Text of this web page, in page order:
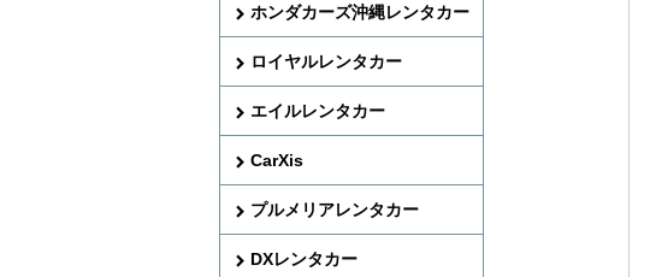
ホンダカーズ沖縄レンタカー
ロイヤルレンタカー
エイルレンタカー
CarXis
プルメリアレンタカー
DXレンタカー